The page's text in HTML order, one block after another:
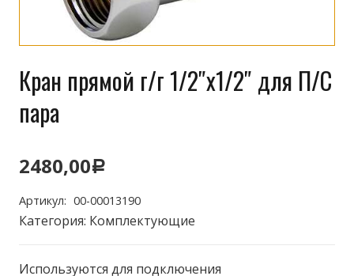
Кран прямой г/г 1/2″х1/2″ для П/С
пара
2480,00Р
Артикул: 00-00013190
Категория: Комплектующие
Используются для подключения